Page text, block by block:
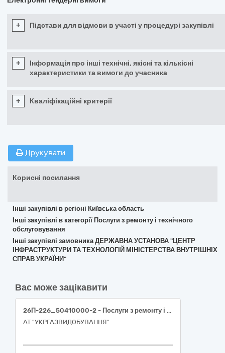
+ Підстави для відмови в участі у процедурі закупівлі
+
Інформація про інші технічні, якісні та кількісні
характеристики та вимоги до учасника
+ Кваліфікаційні критерії
Друкувати
Корисні посилання
Інші закупівлі в регіоні Київська область
Інші закупівлі в категорії Послуги з ремонту і технічного
обслуговування
Інші закупівлі замовника ДЕРЖАВНА УСТАНОВА "ЦЕНТР
ІНФРАСТРУКТУРИ ТА ТЕХНОЛОГІЙ МІНІСТЕРСТВА ВНУТРІШНІХ
СПРАВ УКРАЇНИ"
Вас може зацікавити
26П-226_50410000-2 - Послуги з ремонту і технічного обслуговування вимірювальних, випробувальних і контрольних приладів (Послуги з технічного обслуговування і ремонту автоматичної пожежної сигналізації та спостереження за автоматичною пожежною сигналізацією)
АТ "УКРГАЗВИДОБУВАННЯ"